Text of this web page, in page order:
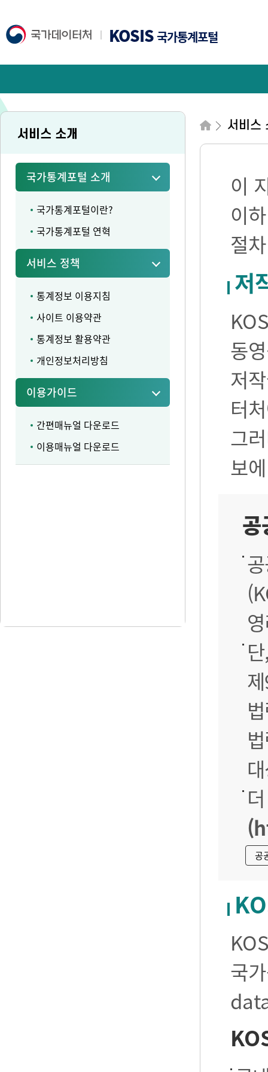
KOSIS국가통계포털
서비스 소개
국가통계포털 소개
국가통계포털이란?
국가통계포털 연혁
서비스 정책
통계정보 이용지침
사이트 이용약관
통계정보 활용약관
개인정보처리방침
이용가이드
간편매뉴얼 다운로드
이용매뉴얼 다운로드
서비스
이
이
절
저
동
저
터
그
보
공
국